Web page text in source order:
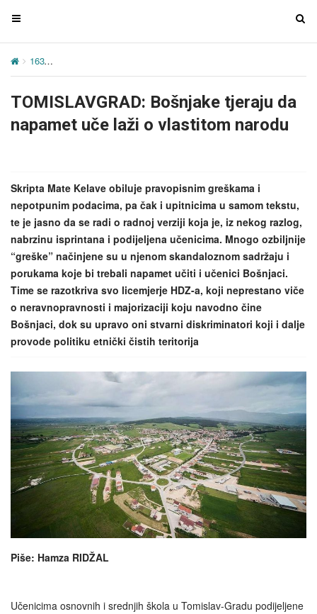
T
g
e
n
g
a
t
i
o
n
T
e
a
t
i
163
TOMISLAVGRAD: Bošnjake tjeraju da
napamet uče laži o vlastitom narodu
Skripta Mate Kelave obiluje pravopisnim greškama i
nepotpunim podacima, pa čak i upitnicima u samom tekstu,
te je jasno da se radi o radnoj verziji koja je, iz nekog razlog,
nabrzinu isprintana i podijeljena učenicima. Mnogo ozbiljnije
“greške” načinjene su u njenom skandaloznom sadržaju i
porukama koje bi trebali napamet učiti i učenici Bošnjaci.
Time se razotkriva svo licemjerje HDZ-a, koji neprestano viče
o neravnopravnosti i majorizaciji koju navodno čine
Bošnjaci, dok su upravo oni stvarni diskriminatori koji i dalje
provode politiku etnički čistih teritorija
Piše: Hamza RIDŽAL
Učenicima osnovnih i srednjih škola u Tomislav-Gradu podijeljene